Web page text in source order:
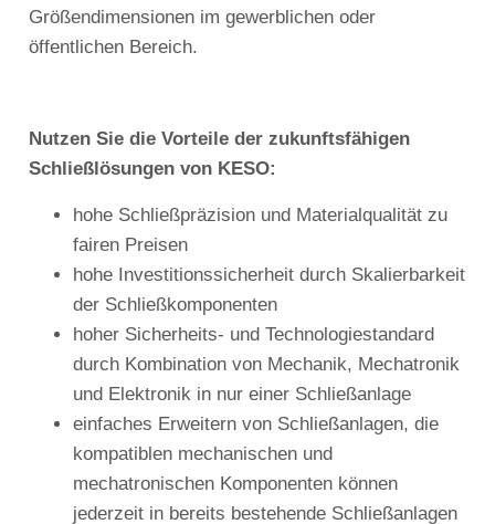
Größendimensionen im gewerblichen oder
öffentlichen Bereich.
Nutzen Sie die Vorteile der zukunftsfähigen
Schließlösungen von KESO:
hohe Schließpräzision und Materialqualität zu
fairen Preisen
hohe Investitionssicherheit durch Skalierbarkeit
der Schließkomponenten
hoher Sicherheits- und Technologiestandard
durch Kombination von Mechanik, Mechatronik
und Elektronik in nur einer Schließanlage
einfaches Erweitern von Schließanlagen, die
kompatiblen mechanischen und
mechatronischen Komponenten können
jederzeit in bereits bestehende Schließanlagen